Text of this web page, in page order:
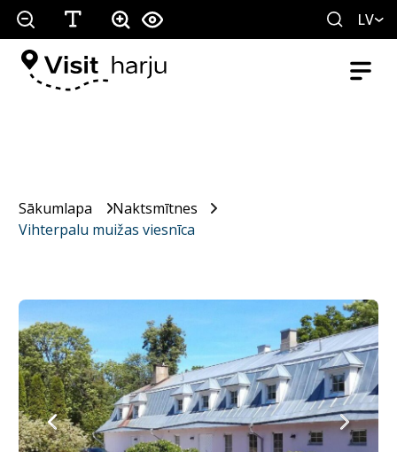
LV
Sākumlapa
Naktsmītnes
Vihterpalu muižas viesnīca